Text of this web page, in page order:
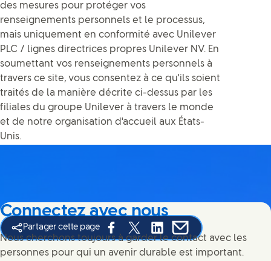
des mesures pour protéger vos
renseignements personnels et le processus,
mais uniquement en conformité avec Unilever
PLC / lignes directrices propres Unilever NV. En
soumettant vos renseignements personnels à
travers ce site, vous consentez à ce qu'ils soient
traités de la manière décrite ci-dessus par les
filiales du groupe Unilever à travers le monde
et de notre organisation d'accueil aux États-
Unis.
Partager cette page
Share this page on Facebook
Share this page on X
Share this page on Linked
Share this page on E-
Connectez avec nous
Nous cherchons toujours à garder le contact avec les
personnes pour qui un avenir durable est important.